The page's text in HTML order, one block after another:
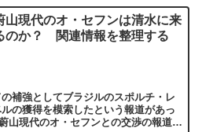
山現代のオ・セフンは清水に来
のか？ 関連情報を整理する
補強としてブラジルのスポルチ・レ
の獲得を模索したという報道があっ
山現代のオ・セフンとの交渉の報道が